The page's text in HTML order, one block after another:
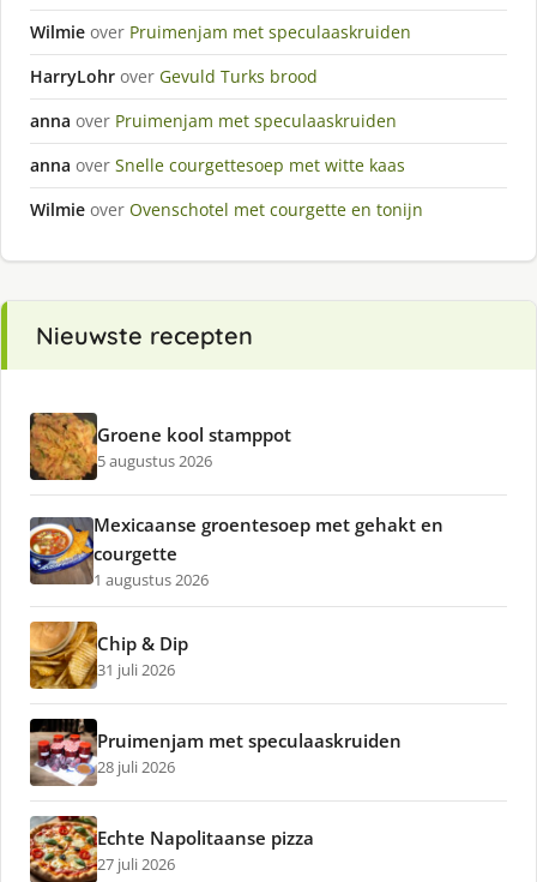
Wilmie over Pruimenjam met speculaaskruiden
HarryLohr over Gevuld Turks brood
anna over Pruimenjam met speculaaskruiden
anna over Snelle courgettesoep met witte kaas
Wilmie over Ovenschotel met courgette en tonijn
Nieuwste recepten
Groene kool stamppot
5 augustus 2026
Mexicaanse groentesoep met gehakt en
courgette
1 augustus 2026
Chip & Dip
31 juli 2026
Pruimenjam met speculaaskruiden
28 juli 2026
Echte Napolitaanse pizza
27 juli 2026